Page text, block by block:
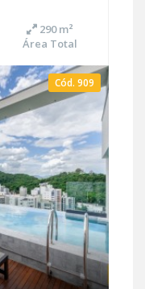
290 m²
Área Total
Cód. 909